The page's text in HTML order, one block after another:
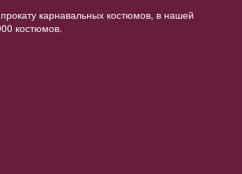
карнавальных костюмов, в нашей
костюмов.